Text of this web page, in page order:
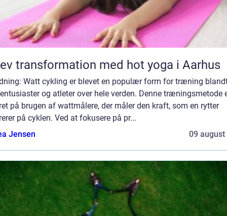
transformation med hot yoga i Aarhus
Watt cykling er blevet en populær form for træning
og atleter over hele verden. Denne træningsmetode
på brugen af wattmålere, der måler den kraft, som en rytter
på cyklen. Ved at fokusere på pr...
Jensen
09 august